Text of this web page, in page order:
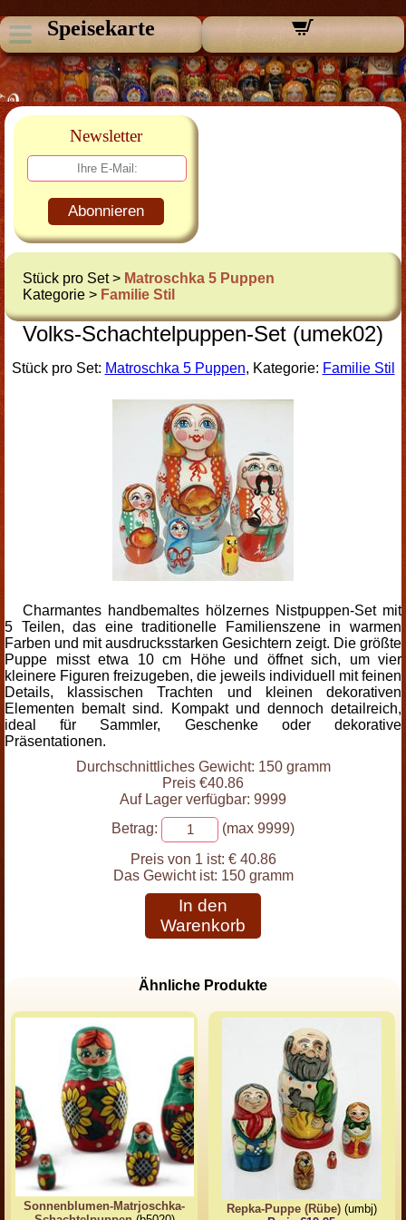
Speisekarte
Newsletter
Abonnieren
Stück pro Set > Matroschka 5 Puppen
Kategorie > Familie Stil
Volks-Schachtelpuppen-Set (umek02)
Stück pro Set: Matroschka 5 Puppen, Kategorie: Familie Stil
Charmantes handbemaltes hölzernes Nistpuppen-Set mit
5 Teilen, das eine traditionelle Familienszene in warmen
Farben und mit ausdrucksstarken Gesichtern zeigt. Die größte
Puppe misst etwa 10 cm Höhe und öffnet sich, um vier
kleinere Figuren freizugeben, die jeweils individuell mit feinen
Details, klassischen Trachten und kleinen dekorativen
Elementen bemalt sind. Kompakt und dennoch detailreich,
ideal für Sammler, Geschenke oder dekorative
Präsentationen.
Durchschnittliches Gewicht: 150 gramm
Preis €40.86
Auf Lager verfügbar: 9999
Betrag:
(max 9999)
Preis von 1 ist: € 40.86
Das Gewicht ist: 150 gramm
In den
Warenkorb
Ähnliche Produkte
Sonnenblumen-Matrjoschka-
Repka-Puppe (Rübe)(umbj)